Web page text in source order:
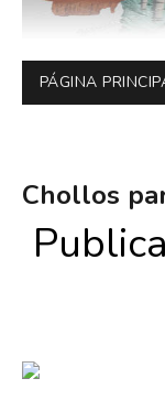
PÁGINA
Chollos